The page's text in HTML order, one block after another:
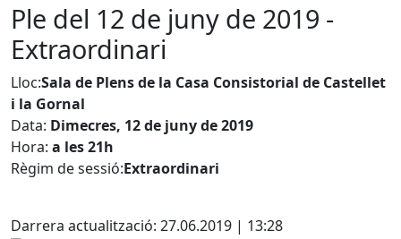
Ple del 12 de juny de 2019 -
Extraordinari
Lloc:Sala de Plens de la Casa Consistorial de Castellet
i la Gornal
Data: Dimecres, 12 de juny de 2019
Hora: a les 21h
Règim de sessió:Extraordinari
Darrera actualització: 27.06.2019 | 13:28